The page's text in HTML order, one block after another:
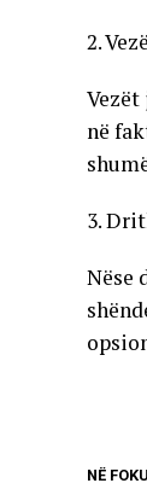
2. Vezë
në
3.
Nëse
NË